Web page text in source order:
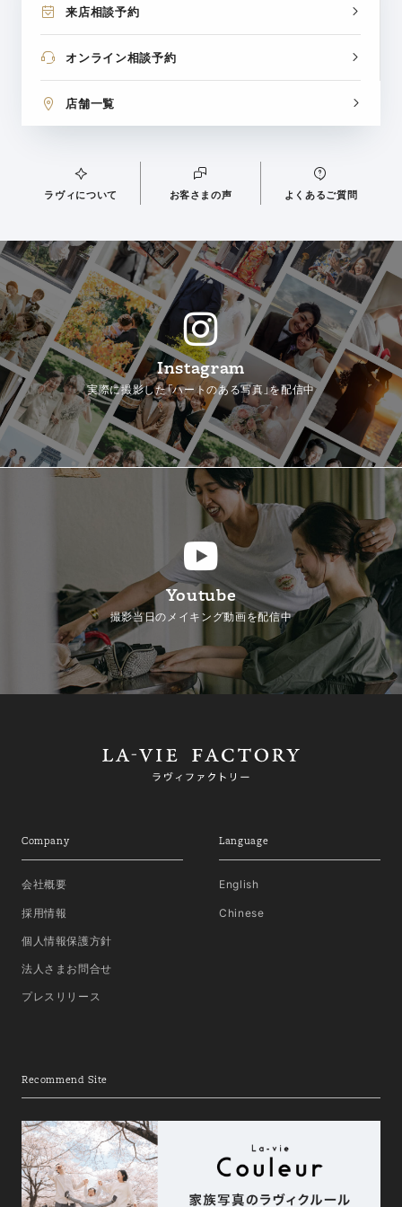
来店相談予約
オンライン相談予約
店舗一覧
ラヴィについて お客さまの声 よくあるご質問
Instagram
実際に撮影した「ハートのある写真」を配信中
Youtube
撮影当日のメイキング動画を配信中
Company
会社概要
採用情報
個人情報保護方針
法人さまお問合せ
プレスリリース
Language
English
Chinese
Recommend Site